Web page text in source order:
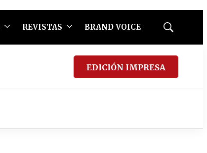
REVISTAS BRAND VOICE
Mostrar
EDICIÓN IMPRESA